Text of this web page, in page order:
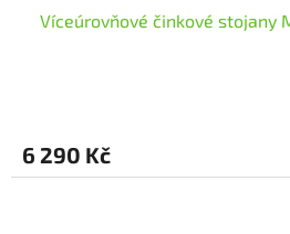
Víceúrovňové činkové stojany
6 290 Kč